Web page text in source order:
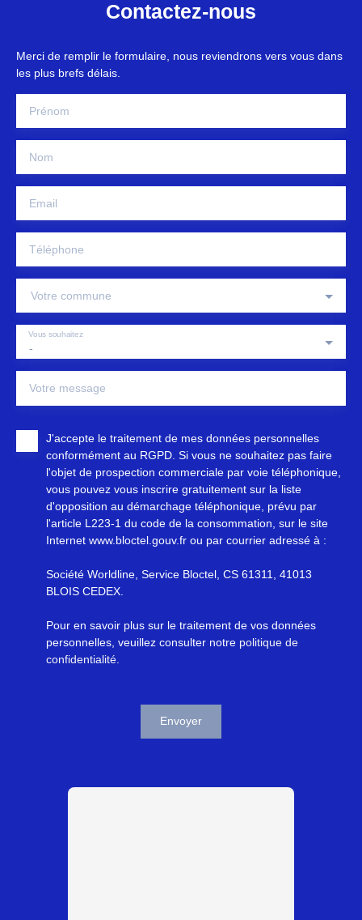
Contactez-nous
Merci de remplir le formulaire, nous reviendrons vers vous dans
les plus brefs délais.
Prénom
Nom
Email
Téléphone
Votre commune
-
Vous souhaitez
Votre message
J'accepte le traitement de mes données personnelles
conformément au RGPD. Si vous ne souhaitez pas faire
l'objet de prospection commerciale par voie téléphonique,
vous pouvez vous inscrire gratuitement sur la liste
d'opposition au démarchage téléphonique, prévu par
l'article L223-1 du code de la consommation, sur le site
Internet www.bloctel.gouv.fr ou par courrier adressé à :
Société Worldline, Service Bloctel, CS 61311, 41013
BLOIS CEDEX.
Pour en savoir plus sur le traitement de vos données
personnelles, veuillez consulter notre politique de
confidentialité
Envoyer